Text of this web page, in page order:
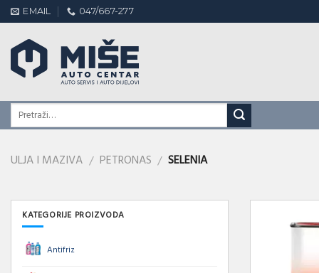
Skip
to
content
EMAIL 047/667-277
ULJA I MAZIVA / PETRONAS / SELENIA
KATEGORIJE PROIZVODA
Antifriz